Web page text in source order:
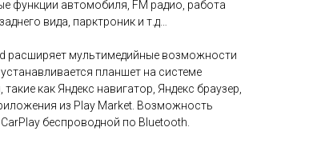
функции автомобиля, FM радио, работа
вида, парктроник и т.д…
расширяет мультимедийные возможности
планшет на системе
как Яндекс навигатор, Яндекс браузер,
из Play Market. Возможность
беспроводной по Bluetooth.